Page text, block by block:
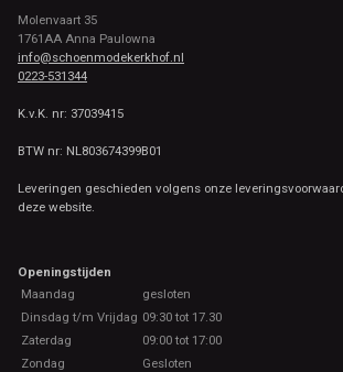
Molenvaart 35
1761AA Anna Paulowna
info@schoenmodekerkhof.nl
0223-531344
K.v.K. nr: 37039415
BTW nr: NL803674399B01
Leveringen geschieden volgens onze
deze website.
Openingstijden
Maandag
gesloten
Dinsdag t/m Vrijdag 09:30 tot 17.30
Zaterdag
09:00 tot 17:00
Zondag
Gesloten